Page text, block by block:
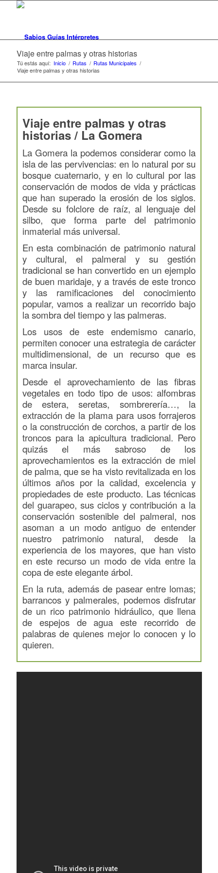
Viaje entre palmas y otras historias
Tú estás aquí: Inicio / Rutas / Rutas Municipales /
Viaje entre palmas y otras historias
Viaje entre palmas y otras
historias / La Gomera
La Gomera la podemos considerar como la
isla de las pervivencias: en lo natural por su
bosque cuaternario, y en lo cultural por las
conservación de modos de vida y prácticas
que han superado la erosión de los siglos.
Desde su folclore de raíz, al lenguaje del
silbo, que forma parte del patrimonio
inmaterial más universal.
En esta combinación de patrimonio natural
y cultural, el palmeral y su gestión
tradicional se han convertido en un ejemplo
de buen maridaje, y a través de este tronco
y las ramificaciones del conocimiento
popular, vamos a realizar un recorrido bajo
la sombra del tiempo y las palmeras.
Los usos de este endemismo canario,
permiten conocer una estrategia de carácter
multidimensional, de un recurso que es
marca insular.
Desde el aprovechamiento de las fibras
vegetales en todo tipo de usos: alfombras
de estera, seretas, sombrerería…, la
extracción de la plama para usos forrajeros
o la construcción de corchos, a partir de los
troncos para la apicultura tradicional. Pero
quizás el más sabroso de los
aprovechamientos es la extracción de miel
de palma, que se ha visto revitalizada en los
últimos años por la calidad, excelencia y
propiedades de este producto. Las técnicas
del guarapeo, sus ciclos y contribución a la
conservación sostenible del palmeral, nos
asoman a un modo antiguo de entender
nuestro patrimonio natural, desde la
experiencia de los mayores, que han visto
en este recurso un modo de vida entre la
copa de este elegante árbol.
En la ruta, además de pasear entre lomas;
barrancos y palmerales, podemos disfrutar
de un rico patrimonio hidráulico, que llena
de espejos de agua este recorrido de
palabras de quienes mejor lo conocen y lo
quieren.